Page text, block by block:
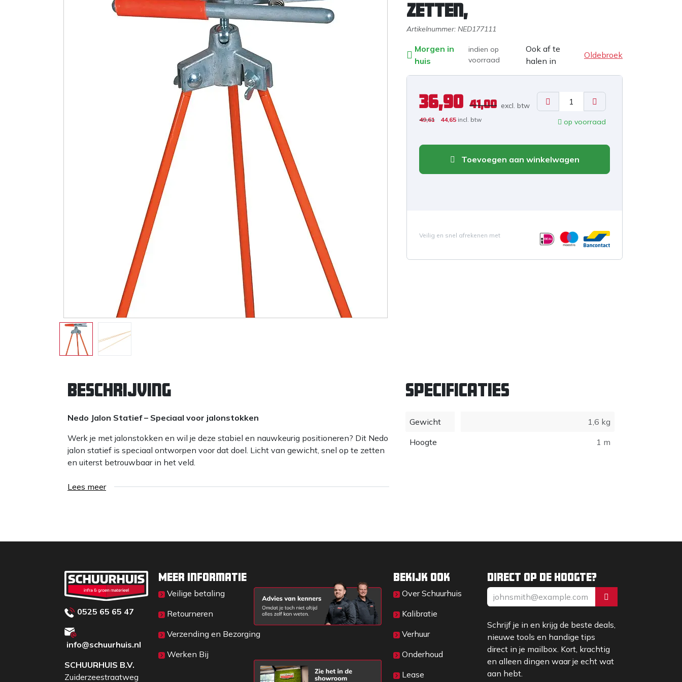
zetten,
Artikelnummer: NED177111
Morgen in
huis
indien op
voorraad
Ook af te
halen in
Oldebroek
36,90 41,00 excl. btw
49,61 44,65 incl. btw op voorraad
Toevoegen aan winkelwagen
Veilig en snel afrekenen met
Beschrijving
Nedo Jalon Statief – Speciaal voor jalonstokken
Werk je met jalonstokken en wil je deze stabiel en nauwkeurig positioneren? Dit Nedo
jalon statief is speciaal ontworpen voor dat doel. Licht van gewicht, snel op te zetten
en uiterst betrouwbaar in het veld.
Lees meer
Specificaties
Gewicht
1,6 kg
Hoogte
1 m
Direct op de hoogte?
Schrijf je in en krijg de beste deals,
nieuwe tools en handige tips
direct in je mailbox. Kort, krachtig
en alleen dingen waar je echt wat
aan hebt.
Bekijk ook
Over Sc​huurhuis
Kalibratie
Verhuur
Onderhoud
Lease
0525 65 65 47
info@schuurhuis.nl
SCHUURHUIS B.V.
Zuiderzeestraatweg
Meer informatie
Veilige betaling
Retourneren
Verzending en Bezorging
Werken Bij